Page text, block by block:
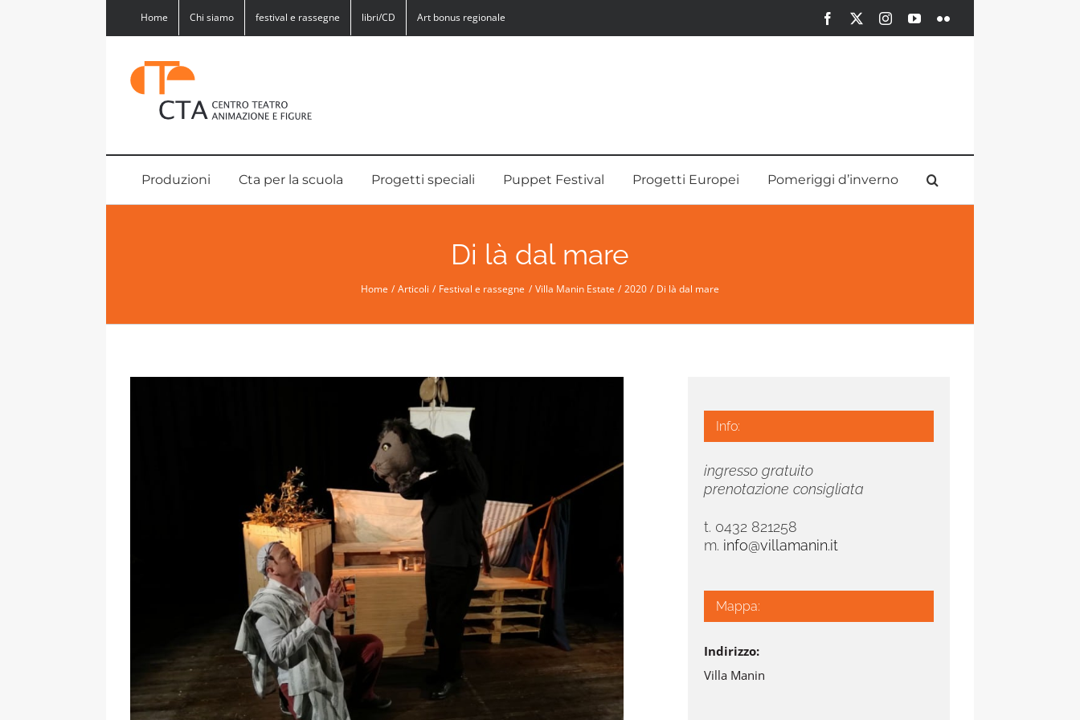
Home Chi siamo festival e rassegne libri/CD Art bonus regionale Facebook InstagramYouTubeFlickr
Produzioni Cta per la scuola Progetti speciali Puppet Festival Progetti Europei Pomeriggi d’inverno
Di là dal mare
Home Articoli Festival e rassegne Villa Manin Estate 2020 Di là dal mare
Info:
ingresso gratuito
prenotazione consigliata
t. 0432 821258
m. info@villamanin.it
Mappa:
Indirizzo:
Villa Manin